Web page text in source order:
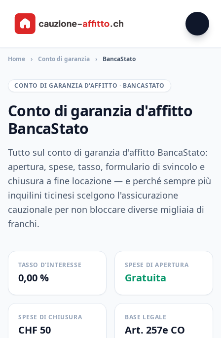
Home › Conto di garanzia › BancaStato
CONTO DI GARANZIA D'AFFITTO · BANCASTATO
Conto di garanzia d'affitto
BancaStato
Tutto sul conto di garanzia d'affitto BancaStato:
apertura, spese, tasso, formulario di svincolo e
chiusura a fine locazione — e perché sempre più
inquilini ticinesi scelgono l'assicurazione
cauzionale per non bloccare diverse migliaia di
franchi.
TASSO D'INTERESSE
0,00 %
SPESE DI APERTURA
Gratuita
SPESE DI CHIUSURA
CHF 50
BASE LEGALE
Art. 257e CO